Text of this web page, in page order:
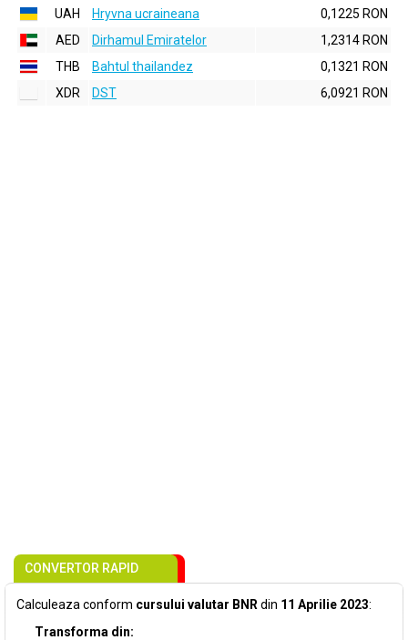
UAH
Hryvna ucraineana
0,1225 RON
AED
Dirhamul Emiratelor
1,2314 RON
THB
Bahtul thailandez
0,1321 RON
XDR
DST 6,0921 RON
CONVERTOR RAPID
Calculeaza conform cursului valutar BNR din 11 Aprilie 2023:
Transforma din: